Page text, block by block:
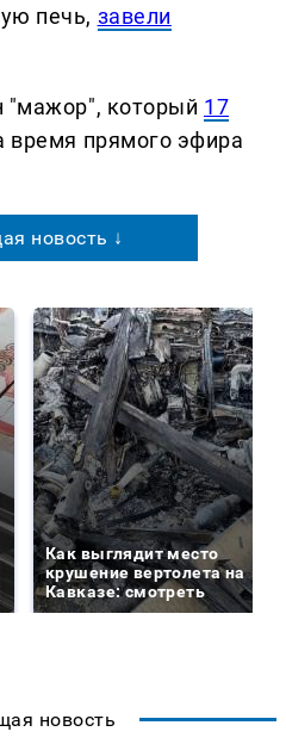
печь, завели
"мажор", который 17
время прямого эфира
новость ↓
Как выглядит место
крушение вертолета на
Кавказе: смотреть
новость